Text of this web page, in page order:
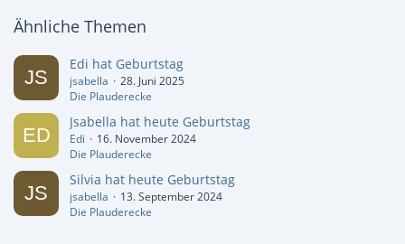
Ähnliche Themen
Edi hat Geburtstag
jsabella
28. Juni 2025
Die Plauderecke
Jsabella hat heute Geburtstag
Edi
16. November 2024
Die Plauderecke
Silvia hat heute Geburtstag
jsabella
13. September 2024
Die Plauderecke